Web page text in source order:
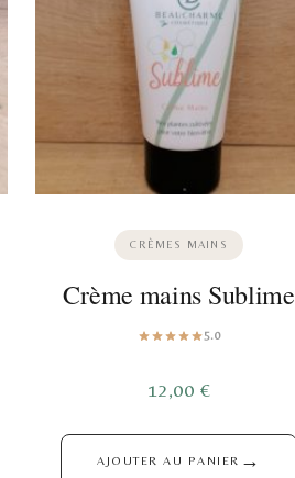
CRÈMES MAINS
Crème mains Sublime
5.0
12,00 €
AJOUTER AU PANIER →